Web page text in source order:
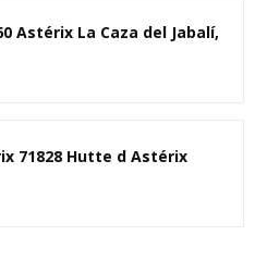
Astérix La Caza del Jabalí,
71828 Hutte d Astérix